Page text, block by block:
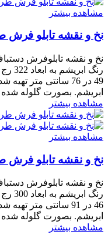
مشاهده بیشتر
نخ و نقشه تابلو فرش
49 در 76 سانتی متر
ابریشم. بصورت گلوله شده
مشاهده بیشتر
مشاهده بیشتر
نخ و نقشه تابلو فرش
46 در 91 سانتی متر
ابریشم. بصورت گلوله شده
مشاهده بیشتر